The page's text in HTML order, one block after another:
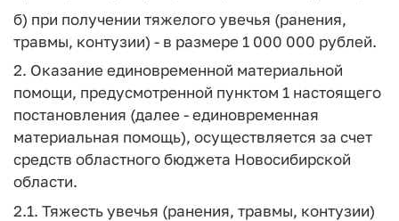
б) при получении тяжелого увечья (ранения,
травмы, контузии) - в размере 1 000 000 рублей.
2. Оказание единовременной материальной
помощи, предусмотренной пунктом 1 настоящего
постановления (далее - единовременная
материальная помощь), осуществляется за счет
средств областного бюджета Новосибирской
области.
2.1. Тяжесть увечья (ранения, травмы, контузии)